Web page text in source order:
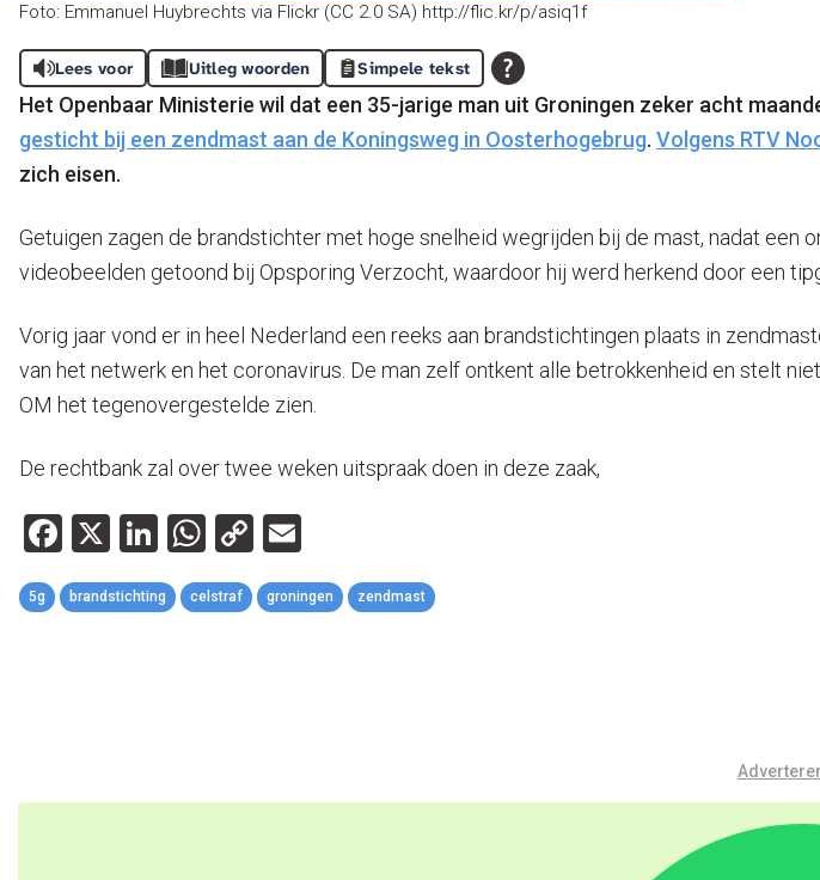
Foto: Emmanuel Huybrechts via Flickr (CC 2.0 SA) http://flic.kr/p/asiq1f
Lees voor Uitleg woorden Simpele tekst
Het Openbaar Ministerie wil dat een 35-jarige man uit Groningen zeker acht
gesticht bij een zendmast aan de Koningsweg in Oosterhogebrug. Volgens RTV
zich eisen.
Getuigen zagen de brandstichter met hoge snelheid wegrijden bij de mast, nadat
videobeelden getoond bij Opsporing Verzocht, waardoor hij werd herkend door een
Vorig jaar vond er in heel Nederland een reeks aan brandstichtingen plaats in
van het netwerk en het coronavirus. De man zelf ontkent alle betrokkenheid en stelt
OM het tegenovergestelde zien.
De rechtbank zal over twee weken uitspraak doen in deze zaak,
Facebook
X LinkedIn
WhatsApp
Copy
Link
5g brandstichting celstraf groningen zendmast